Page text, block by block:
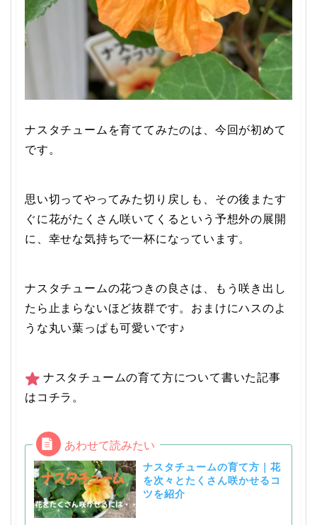
ナスタチュームを育ててみたのは、今回が初めて
です。
思い切ってやってみた切り戻しも、その後またす
ぐに花がたくさん咲いてくるという予想外の展開
に、幸せな気持ちで一杯になっています。
ナスタチュームの花つきの良さは、もう咲き出し
たら止まらないほど抜群です。おまけにハスのよ
うな丸い葉っぱも可愛いです♪
ナスタチュームの育て方について書いた記事
はコチラ。
ナスタチュームの育て方｜花
を次々とたくさん咲かせるコ
ツを紹介